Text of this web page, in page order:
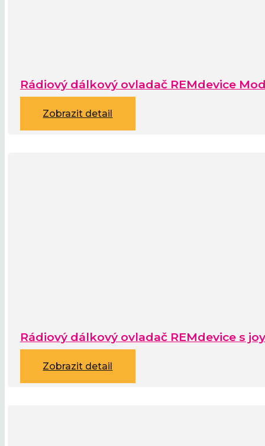
Rádiový dálkový ovladač REMdevice
Zobrazit detail
Rádiový dálkový ovladač REMdevice s
Zobrazit detail